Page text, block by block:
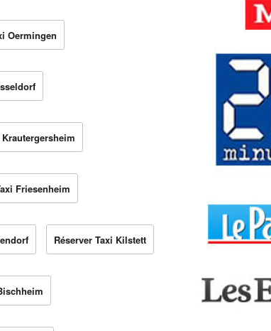
Oermingen
Friesenheim
Réserver Taxi Kilstett